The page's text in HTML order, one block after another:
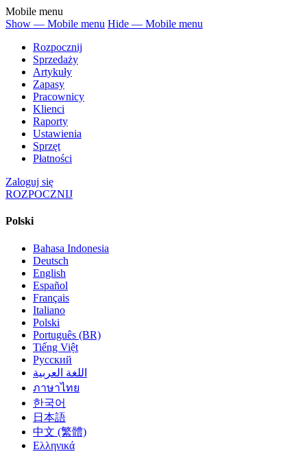
Mobile menu
Show — Mobile menu Hide — Mobile menu
Rozpocznij
Sprzedaży
Artykuły
Zapasy
Pracownicy
Klienci
Raporty
Ustawienia
Sprzęt
Płatności
Zaloguj się
ROZPOCZNIJ
Polski
Bahasa Indonesia
Deutsch
English
Español
Français
Italiano
Polski
Português (BR)
Tiếng Việt
Русский
اللغة العربية
ภาษาไทย
한국어
日本語
中文 (繁體)
Ελληνικά